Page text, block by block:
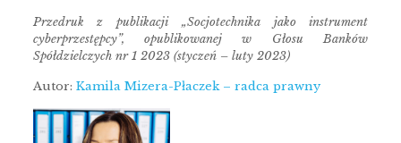
Przedruk z publikacji „Socjotechnika jako instrument
cyberprzestępcy”, opublikowanej w Głosu Banków
Spółdzielczych nr 1 2023 (styczeń – luty 2023)
Autor: Kamila Mizera-Płaczek – radca prawny